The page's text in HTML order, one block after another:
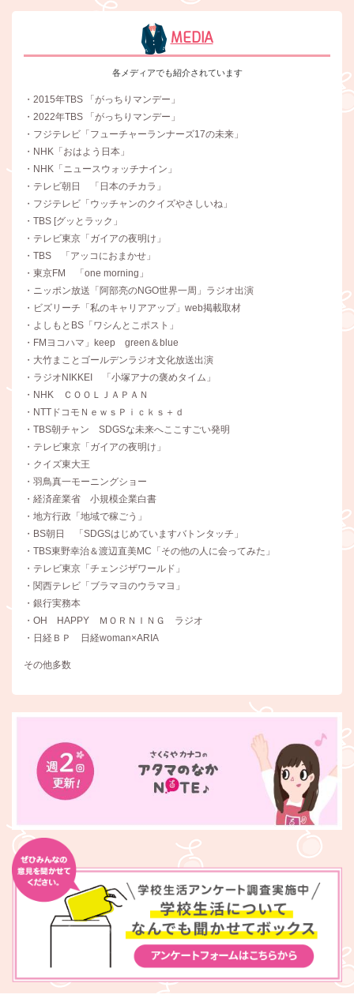
MEDIA
各メディアでも紹介されています
・2015年TBS 「がっちりマンデー」
・2022年TBS 「がっちりマンデー」
・フジテレビ「フューチャーランナーズ17の未来」
・NHK「おはよう日本」
・NHK「ニュースウォッチナイン」
・テレビ朝日 「日本のチカラ」
・フジテレビ「ウッチャンのクイズやさしいね」
・TBS [グッとラック」
・テレビ東京「ガイアの夜明け」
・TBS 「アッコにおまかせ」
・東京FM 「one morning」
・ニッポン放送「阿部亮のNGO世界一周」ラジオ出演
・ビズリーチ「私のキャリアアップ」web掲載取材
・よしもとBS「ワシんとこポスト」
・FMヨコハマ」keep green＆blue
・大竹まことゴールデンラジオ文化放送出演
・ラジオNIKKEI 「小塚アナの褒めタイム」
・NHK ＣＯＯＬＪＡＰＡＮ
・NTTドコモＮｅｗｓＰｉｃｋｓ＋ｄ
・TBS朝チャン SDGSな未来へここすごい発明
・テレビ東京「ガイアの夜明け」
・クイズ東大王
・羽鳥真一モーニングショー
・経済産業省 小規模企業白書
・地方行政「地域で稼ごう」
・BS朝日 「SDGSはじめていますバトンタッチ」
・TBS東野幸治＆渡辺直美MC「その他の人に会ってみた」
・テレビ東京「チェンジザワールド」
・関西テレビ「ブラマヨのウラマヨ」
・銀行実務本
・OH HAPPY ＭＯＲＮＩＮＧ ラジオ
・日経ＢＰ 日経woman×ARIA
その他多数